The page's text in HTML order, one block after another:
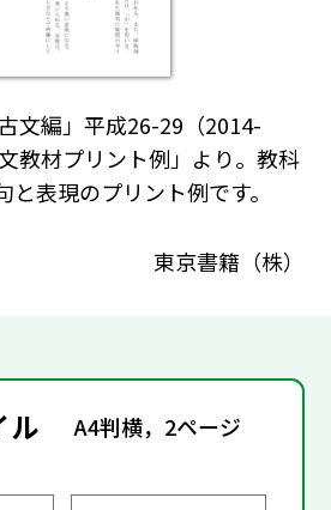
文編」平成26-29（2014-
教材プリント例」より。教科
表現のプリント例です。
東京書籍（株）
ル A4判横，2ページ